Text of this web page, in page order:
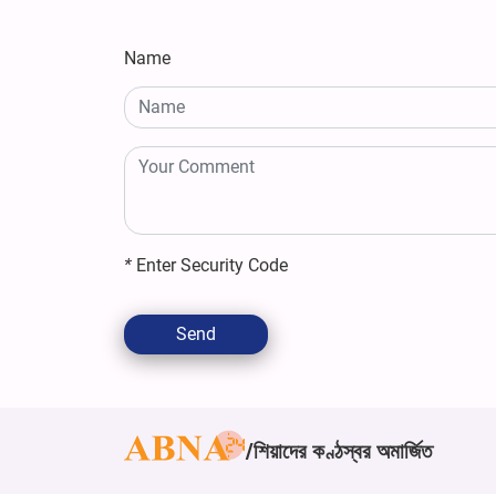
Name
* Enter Security Code
Send
শিয়াদের কণ্ঠস্বর অমার্জিত